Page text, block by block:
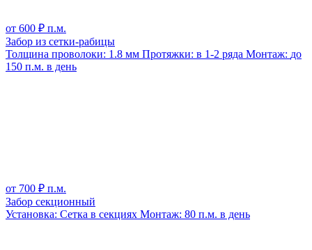
от 600 ₽ п.м.
Забор из сетки-рабицы
Толщина проволоки: 1.8 мм Протяжки: в 1-2 ряда Монтаж: до
150 п.м. в день
от 700 ₽ п.м.
Забор секционный
Установка: Сетка в секциях Монтаж: 80 п.м. в день